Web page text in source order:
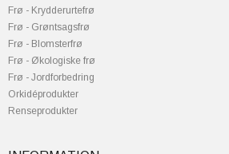
Frø - Krydderurtefrø
Frø - Grøntsagsfrø
Frø - Blomsterfrø
Frø - Økologiske frø
Frø - Jordforbedring
Orkidéprodukter
Renseprodukter